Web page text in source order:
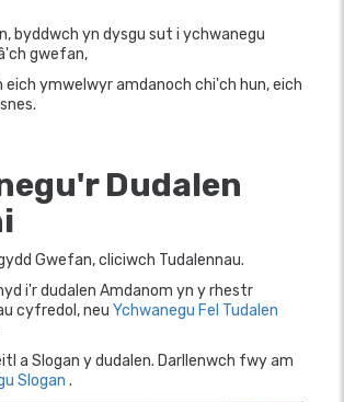
byddwch yn dysgu sut i ychwanegu
gwefan,
eich ymwelwyr amdanoch chi'ch hun, eich
Dudalen
Gwefan, cliciwch Tudalennau.
i'r dudalen Amdanom yn y rhestr
cyfredol, neu Ychwanegu Fel Tudalen
a Slogan y dudalen. Darllenwch fwy am
Slogan .